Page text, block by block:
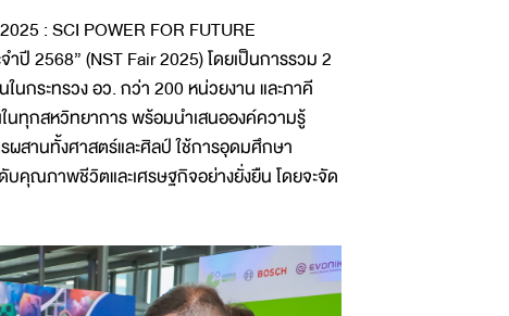
: SCI POWER FOR FUTURE
ำปี 2568” (NST Fair 2025) โดยเป็นการรวม 2
นกระทรวง อว. กว่า 200 หน่วยงาน และภาคี
นทุกสหวิทยาการ พร้อมนำเสนอองค์ความรู้
ผสานทั้งศาสตร์และศิลป์ ใช้การอุดมศึกษา
คุณภาพชีวิตและเศรษฐกิจอย่างยั่งยืน โดยจะจัด